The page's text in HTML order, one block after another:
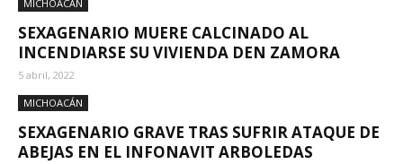
MICHOACÁN
SEXAGENARIO MUERE CALCINADO AL
INCENDIARSE SU VIVIENDA DEN ZAMORA
5 abril, 2022
MICHOACÁN
SEXAGENARIO GRAVE TRAS SUFRIR ATAQUE DE
ABEJAS EN EL INFONAVIT ARBOLEDAS